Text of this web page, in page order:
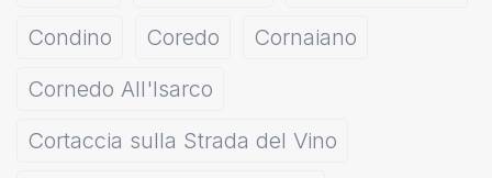
Condino
Coredo
Cornaiano
Cornedo All'Isarco
Cortaccia sulla Strada del Vino